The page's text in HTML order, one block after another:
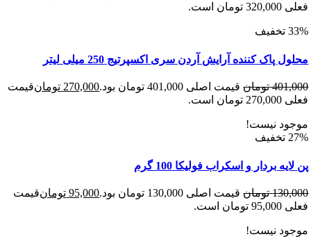
است.
پاک کننده آرایش آردن سری اکسپرتیج 250 میلی لیتر
تومان قیمت اصلی 401,000 تومان بود. 270,000 تومانقیمت
است.
نیست!
بردار و اسکراب فولیکا 100 گرم
تومان قیمت اصلی 130,000 تومان بود. 95,000 تومانقیمت
است.
نیست!